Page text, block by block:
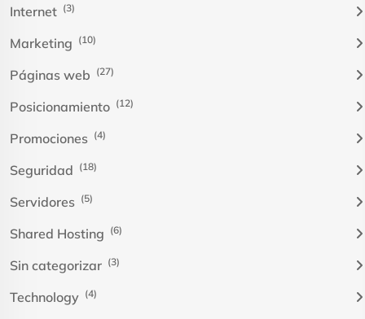
Internet (3)
Marketing (10)
Páginas web (27)
Posicionamiento (12)
Promociones (4)
Seguridad (18)
Servidores (5)
Shared Hosting (6)
Sin categorizar (3)
Technology (4)